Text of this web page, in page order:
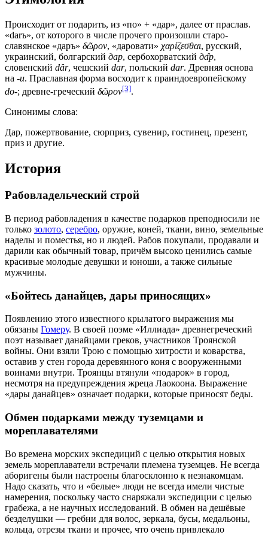
Происходит от подарить, из «по» + «дар», далее от праслав.
«darъ», от которого в числе прочего произошли старо-
славянское «даръ» δῶρον, «даровати» χαρίζεσθαι, русский,
украинский, болгарский дар, сербохорватский да̑р,
словенский dȃr, чешский dar, польский dar. Древняя основа
на -u. Праславная форма восходит к праиндоевропейскому
do-; древне-греческий δῶρον[3].
Синонимы слова:
Дар, пожертвование, сюрприз, сувенир, гостинец, презент,
приз и другие.
История
Рабовладельческий строй
В период рабовладения в качестве подарков преподносили не
только золото, серебро, оружие, коней, ткани, вино, земельные
наделы и поместья, но и людей. Рабов покупали, продавали и
дарили как обычный товар, причём высоко ценились самые
красивые молодые девушки и юноши, а также сильные
мужчины.
«Бойтесь данайцев, дары приносящих»
Появлению этого известного крылатого выражения мы
обязаны Гомеру. В своей поэме «Иллиада» древнегреческий
поэт называет данайцами греков, участников Троянской
войны. Они взяли Трою с помощью хитрости и коварства,
оставив у стен города деревянного коня с вооруженными
воинами внутри. Троянцы втянули «подарок» в город,
несмотря на предупреждения жреца Лаокоона. Выражение
«дары данайцев» означает подарки, которые приносят беды.
Обмен подарками между туземцами и
мореплавателями
Во времена морских экспедиций с целью открытия новых
земель мореплаватели встречали племена туземцев. Не всегда
аборигены были настроены благосклонно к незнакомцам.
Надо сказать, что и «белые» люди не всегда имели чистые
намерения, поскольку часто снаряжали экспедиции с целью
грабежа, а не научных исследований. В обмен на дешёвые
безделушки ― гребни для волос, зеркала, бусы, медальоны,
кольца, отрезы ткани и прочее, что очень привлекало